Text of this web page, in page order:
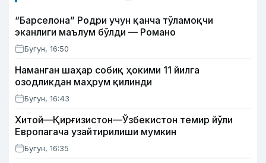
“Барселона” Родри учун қанча тўламоқчи
эканлиги маълум бўлди — Романо
Бугун, 16:50
Наманган шаҳар собиқ ҳокими 11 йилга
озодликдан маҳрум қилинди
Бугун, 16:43
Хитой—Қирғизистон—Ўзбекистон темир йўли
Европагача узайтирилиши мумкин
Бугун, 16:35